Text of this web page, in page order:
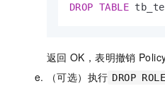
DROP TABLE
返回 OK，表明撤销
（可选）执行 DROP ROLE